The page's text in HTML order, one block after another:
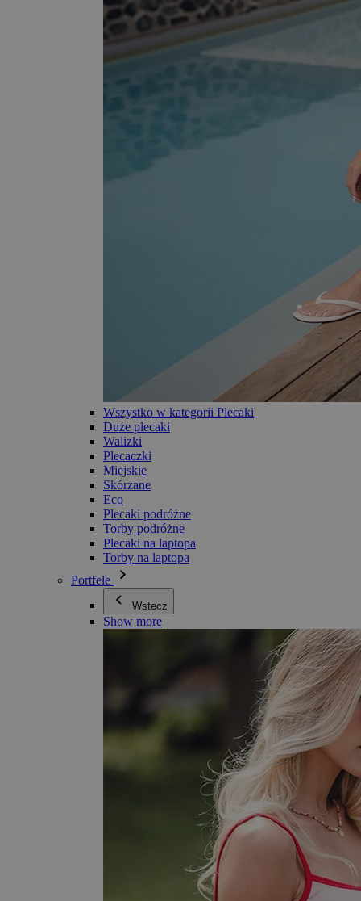
Wszystko w kategorii Plecaki
Duże plecaki
Walizki
Plecaczki
Miejskie
Skórzane
Eco
Plecaki podróżne
Torby podróżne
Plecaki na laptopa
Torby na laptopa
Portfele
Wstecz
Show more